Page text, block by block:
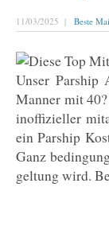
11/03/2025 | Beste
Unser Parship
Manner mit
inoffizieller
ein Parship
Ganz
geltung wird.